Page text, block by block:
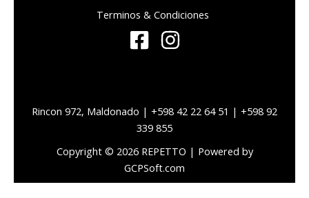
Terminos & Condiciones
Rincon 972, Maldonado | +598 42 22 64 51 | +598 92
339 855
Copyright © 2026 REPETTO | Powered by
GCPSoft.com